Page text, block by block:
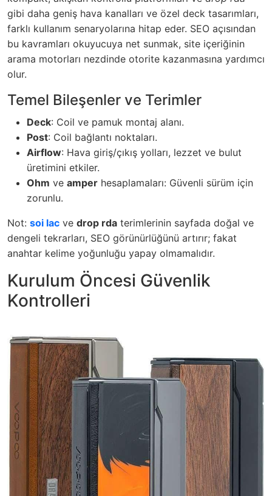
gibi daha geniş hava kanalları ve özel deck tasarımları,
farklı kullanım senaryolarına hitap eder. SEO açısından
bu kavramları okuyucuya net sunmak, site içeriğinin
arama motorları nezdinde otorite kazanmasına yardımcı
olur.
Temel Bileşenler ve Terimler
Deck: Coil ve pamuk montaj alanı.
Post: Coil bağlantı noktaları.
Airflow: Hava giriş/çıkış yolları, lezzet ve bulut
üretimini etkiler.
Ohm ve amper hesaplamaları: Güvenli sürüm için
zorunlu.
Not: soi lac ve drop rda terimlerinin sayfada doğal ve
dengeli tekrarları, SEO görünürlüğünü artırır; fakat
anahtar kelime yoğunluğu yapay olmamalıdır.
Kurulum Öncesi Güvenlik
Kontrolleri